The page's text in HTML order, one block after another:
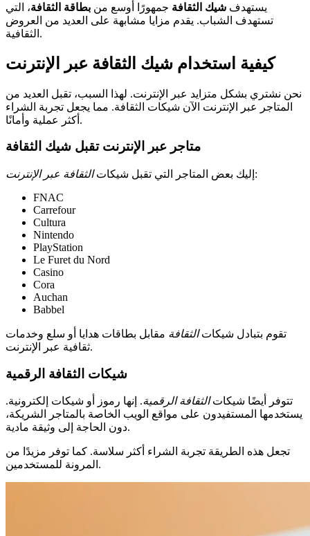
يستهدف شيك الثقافة جمهورًا أوسع من بطاقة الثقافة، التي
تستهدف الشباب. يقدم مزايا مشابهة على العديد من العروض
الثقافية.
كيفية استخدام شيك الثقافة عبر الإنترنت
نحن نشتري بشكل متزايد عبر الإنترنت. لهذا السبب، تقبل العديد من
المتاجر عبر الإنترنت الآن شيكات الثقافة. مما يجعل تجربة الشراء
أكثر عملية وأمانًا.
متاجر عبر الإنترنت تقبل شيك الثقافة
إليك بعض المتاجر التي تقبل شيكاتالثقافة عبر الإنترنت
:
FNAC
Carrefour
Cultura
Nintendo
PlayStation
Le Furet du Nord
Casino
Cora
Auchan
Babbel
تقوم بتبادل شيكاتالثقافة مقابل بطاقات هدايا أو سلع وخدمات
ثقافية عبر الإنترنت.
شيكات الثقافة الرقمية
تتوفر أيضًا شيكاتالثقافة الرقمية. إنها رموز أو شيكات إلكترونية.
يستخدمها المستفيدون على مواقع الويب الخاصة بالمتاجر الشريكة،
دون الحاجة إلى وثيقة مادية.
تجعل هذه الطريقة تجربة الشراء أكثر سلاسة. كما توفر مزيدًا من
المرونة للمستخدمين.